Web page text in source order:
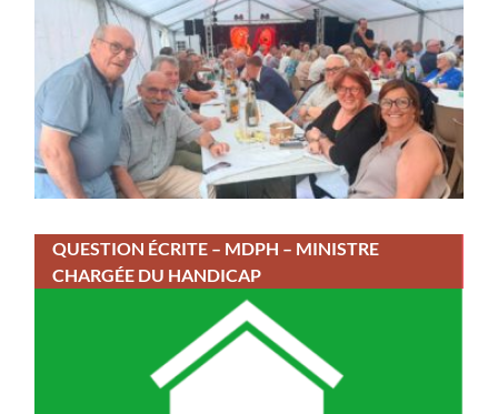
QUESTION ÉCRITE – MDPH – MINISTRE
CHARGÉE DU HANDICAP